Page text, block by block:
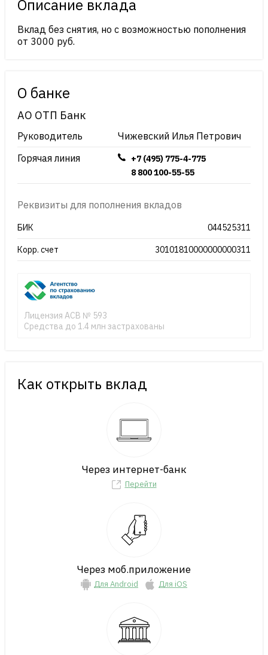
Описание вклада
Вклад без снятия, но с возможностью пополнения
от 3000 руб.
О банке
АО ОТП Банк
Руководитель
Чижевский Илья Петрович
Горячая линия
+7 (495) 775-4-775
8 800 100-55-55
Реквизиты для пополнения вкладов
БИК 044525311
Корр. счет 30101810000000000311
Лицензия АСВ № 593
Средства до 1.4 млн застрахованы
Как открыть вклад
Через интернет-банк
Перейти
Через моб.приложение
Для Android Для iOS